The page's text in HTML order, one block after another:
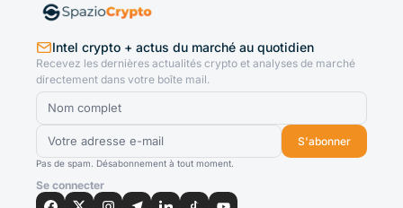
Intel crypto + actus du marché au quotidien
Recevez les dernières actualités crypto et analyses de marché
directement dans votre boîte mail.
S'abonner
Pas de spam. Désabonnement à tout moment.
Se connecter